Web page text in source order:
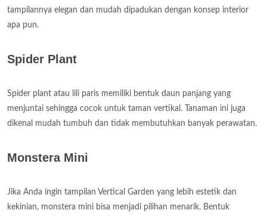
tampilannya elegan dan mudah dipadukan dengan konsep interior
apa pun.
Spider Plant
Spider plant atau lili paris memiliki bentuk daun panjang yang
menjuntai sehingga cocok untuk taman vertikal. Tanaman ini juga
dikenal mudah tumbuh dan tidak membutuhkan banyak perawatan.
Monstera Mini
Jika Anda ingin tampilan Vertical Garden yang lebih estetik dan
kekinian, monstera mini bisa menjadi pilihan menarik. Bentuk